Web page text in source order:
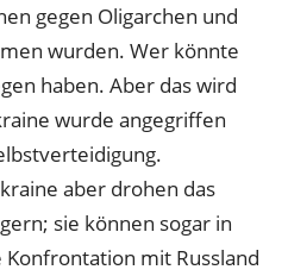
gegen Oligarchen und
wurden. Wer könnte
haben. Aber das wird
wurde angegriffen
aber drohen das
sie können sogar in
mit Russland